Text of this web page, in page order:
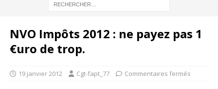
NVO Impôts 2012 : ne payez pas 1
€uro de trop.
19 janvier 2012 Cgt-fapt_77 Commentaires fermés